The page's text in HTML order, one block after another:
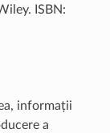
ISBN:
informații
a